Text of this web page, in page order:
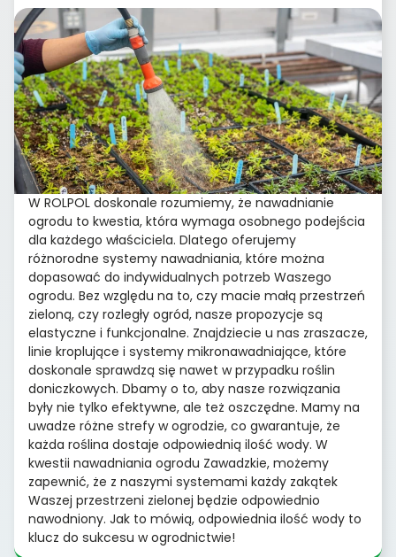
W ROLPOL doskonale rozumiemy, że nawadnianie
ogrodu to kwestia, która wymaga osobnego podejścia
dla każdego właściciela. Dlatego oferujemy
różnorodne systemy nawadniania, które można
dopasować do indywidualnych potrzeb Waszego
ogrodu. Bez względu na to, czy macie małą przestrzeń
zieloną, czy rozległy ogród, nasze propozycje są
elastyczne i funkcjonalne. Znajdziecie u nas zraszacze,
linie kroplujące i systemy mikronawadniające, które
doskonale sprawdzą się nawet w przypadku roślin
doniczkowych. Dbamy o to, aby nasze rozwiązania
były nie tylko efektywne, ale też oszczędne. Mamy na
uwadze różne strefy w ogrodzie, co gwarantuje, że
każda roślina dostaje odpowiednią ilość wody. W
kwestii nawadniania ogrodu Zawadzkie, możemy
zapewnić, że z naszymi systemami każdy zakątek
Waszej przestrzeni zielonej będzie odpowiednio
nawodniony. Jak to mówią, odpowiednia ilość wody to
klucz do sukcesu w ogrodnictwie!